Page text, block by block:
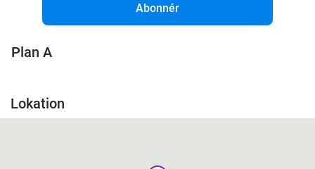
Abonnér
Plan A
Lokation